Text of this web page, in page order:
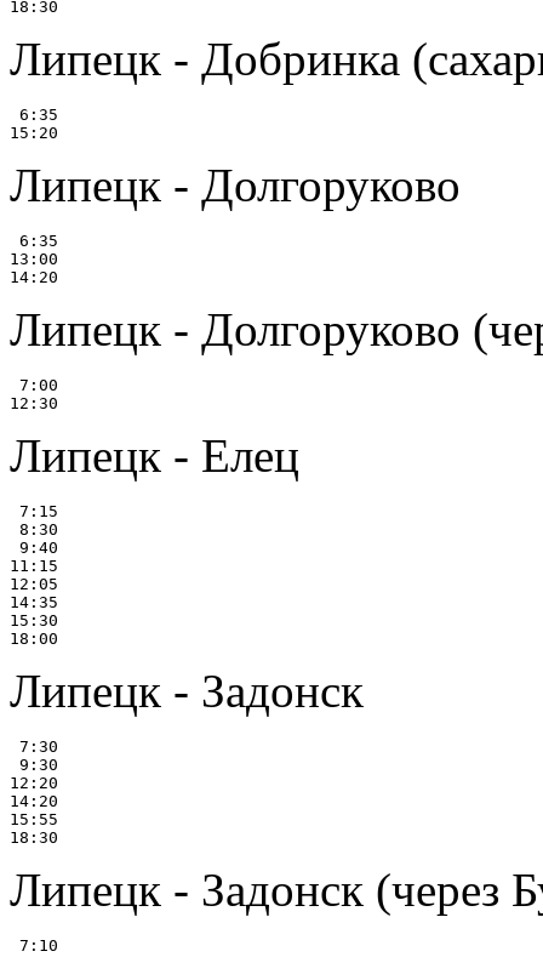
Липецк - Добринка
6:35
Липецк - Долгоруково
6:35
13:00
Липецк - Долгоруково
7:00
Липецк - Елец
7:15
8:30
9:40
11:15
12:05
14:35
15:30
Липецк - Задонск
7:30
9:30
12:20
14:20
15:55
Липецк - Задонск (через
7:10